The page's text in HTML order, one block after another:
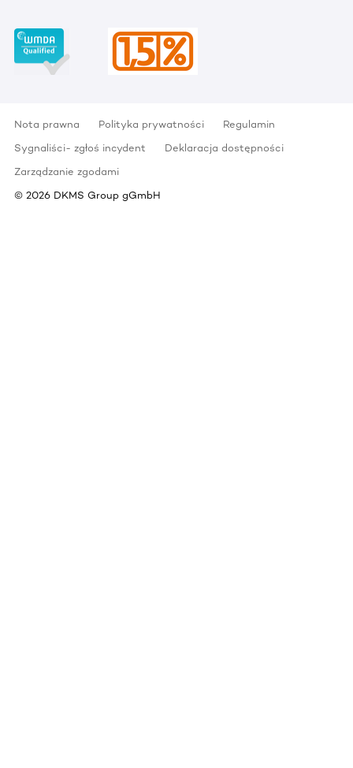
Nota prawna Polityka prywatności
Regulamin
Sygnaliści- zgłoś incydent
Deklaracja dostępności
Zarządzanie zgodami
© 2026 DKMS Group gGmbH